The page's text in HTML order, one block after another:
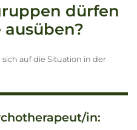
dürfen
auf die Situation in der
in: